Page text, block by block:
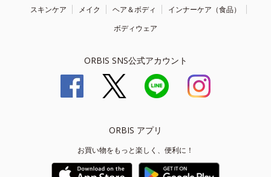
スキンケア メイク ヘア＆ボディ
インナーケア（食品）
ボディウェア
ORBIS SNS公式アカウント
ORBIS アプリ
お買い物をもっと楽しく、便利に！